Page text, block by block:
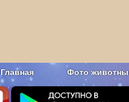
Главная Фото
Наши приложения. Бесплатно